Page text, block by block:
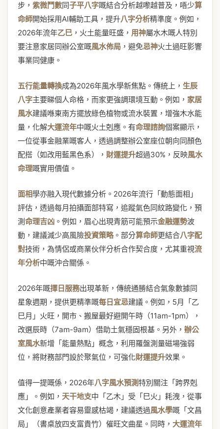
步， 紫微鬥數同子平八字嘅結合分析越嚟越普及，唔少算
命師開始採用AI輔助工具，提升八字分析精準度。例如，
2026年流年乙巳 ，火土能量旺盛， 用神屬水木嘅人特別
要注意家居同辦公室嘅風水佈局 ，避免忌神火土過旺影響
事業同健康。
五行能量轉換成為2026年風水學新焦點。傳統上， 生辰
八字主要睇個人命格，而家更強調環境互動。例如， 家居
風水建議喺東南方擺放綠色植物或流水裝置，增強木水能
量，化解大運流年中嘅火土剋應。有命理諮詢個案顯示，
一位從事金融業嘅客人，透過調整辦公室座位朝向同顏色
配搭（如改用藍黑色系）， 財運提升超過30%，反映風水
命理嘅實用價值。
面相學亦融入現代數據分析。2026年流行「動態面相」
評估，透過每月拍攝面部特寫，追蹤氣色同紋路變化，預
測命理吉凶 。例如，眉心出現青筋可能預示金融運勢波
動，建議減少高風險投資策略。部分算命師更結合八字配
對技術，為情侶或商業伙伴分析合作契合度，尤其重視流
年分析中嘅沖合關係。
2026年嘅擇日服務出現革新，傳統通勝結合氣象數據同
星象週期，提供更精準嘅每日宜忌建議。例如，5月「乙
巳月」火旺，開市、搬屋最好避開午時（11am-1pm），
改選辰時（7am-9am）借助土氣穩固根基。另外， 辦公
室風水新增「能量熱點」概念，利用羅盤測量磁場強弱
位，將財務部門設於聚氣位，可強化財運提升效果。
值得一提嘅係，2026年八字風水預測特別關注「跨界剋
應」。例如， 天干地支中「乙木」受「巳火」耗洩，從事
文化創意產業者容易靈感枯竭，建議透過風水學嘅「文昌
局」（書桌放四支富貴竹）催旺文曲星。同時， 大運流年